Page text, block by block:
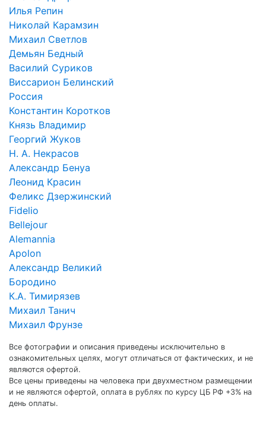
Илья Репин
Николай Карамзин
Михаил Светлов
Демьян Бедный
Василий Суриков
Виссарион Белинский
Россия
Константин Коротков
Князь Владимир
Георгий Жуков
Н. А. Некрасов
Александр Бенуа
Леонид Красин
Феликс Дзержинский
Fidelio
Bellejour
Alemannia
Apolon
Александр Великий
Бородино
К.А. Тимирязев
Михаил Танич
Михаил Фрунзе
Все фотографии и описания приведены исключительно в
ознакомительных целях, могут отличаться от фактических, и не
являются офертой.
Все цены приведены на человека при двухместном размещении
и не являются офертой, оплата в рублях по курсу ЦБ РФ +3% на
день оплаты.